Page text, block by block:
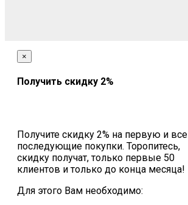
×
Получить скидку 2%
Получите скидку 2% на первую и все
последующие покупки. Торопитесь,
скидку получат, только первые 50
клиентов и только до конца месяца!
Для этого Вам необходимо: